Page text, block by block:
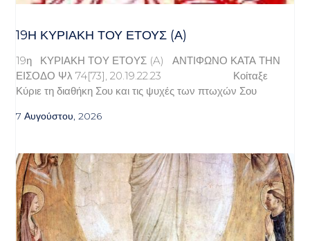
19Η ΚΥΡΙΑΚΉ ΤΟΥ ΈΤΟΥΣ (Α)
19η ΚΥΡΙΑΚΗ ΤΟΥ ΕΤΟΥΣ (A) ΑΝΤΙΦΩΝΟ ΚΑΤΑ ΤΗΝ
ΕΙΣΟΔΟ Ψλ 74[73], 20.19.22.23 Κοίταξε
Κύριε τη διαθήκη Σου και τις ψυχές των πτωχών Σου
7 Αυγούστου, 2026